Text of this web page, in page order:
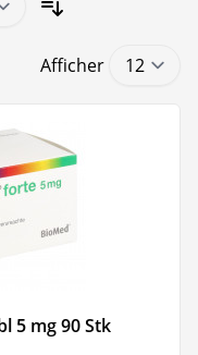
Afficher
5 mg 90 Stk